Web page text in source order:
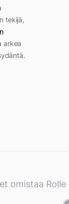
tekijä,
arkea
omistaa